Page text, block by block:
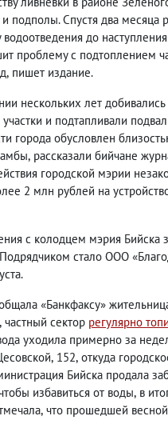
подполы. Спустя два
до
проблему с подтоплением
, пишет издание.
нескольких лет
и подтапливали
города обусловлен
, рассказали бийчане
городской мэрии
2 млн рублей на
с колодцем мэрия Бийска
стало ООО
«Банкфаксу»
, частный сектор регулярно
уходила примерно за
, 152, откуда
Бийска продала
избавиться от воды, в
, что прошедшей